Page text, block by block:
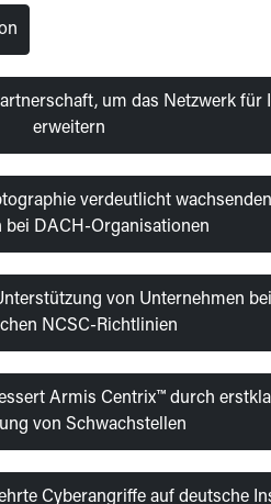
um das Netzwerk für
erweitern
verdeutlicht
bei DACH-Organisationen
von Unternehmen
NCSC-Richtlinien
Armis Centrix™ durch
von Schwachstellen
Cyberangriffe auf deutsche